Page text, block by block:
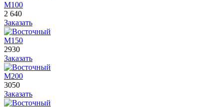
М100
2 640
Заказать
М150
2930
Заказать
М200
3050
Заказать